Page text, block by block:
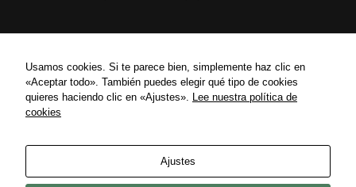
Política de privacidad
Política de Cookies
Usamos cookies. Si te parece bien, simplemente haz clic en
«Aceptar todo». También puedes elegir qué tipo de cookies
quieres haciendo clic en «Ajustes». Lee nuestra política de
cookies
Ajustes